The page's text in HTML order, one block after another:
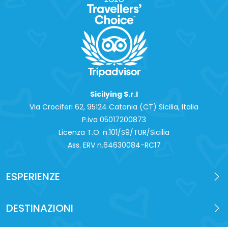
Sicilying S.r.l
Via Crociferi 62, 95124 Catania (CT) Sicilia, Italia
P.iva 0‍5017200873
Licenza T.O. n.101/S9/TUR/Sicilia
Ass. ERV n.64630084-RC17
ESPERIENZE
DESTINAZIONI